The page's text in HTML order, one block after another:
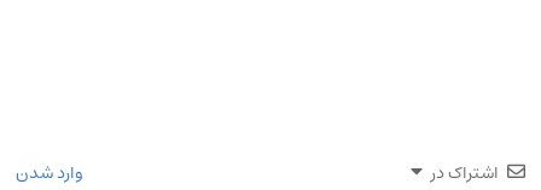
اشتراک در وارد شدن